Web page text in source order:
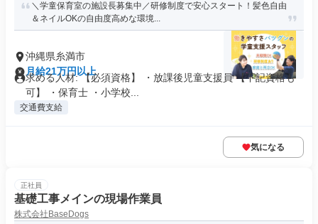
＼学童保育室の施設長募集中／研修制度で安心スタート！髪色自由
＆ネイルOKの自由度高めな環境...
沖縄県糸満市
月給21万円以上
求める人材: 【必須資格】 ・放課後児童支援員 【下記資格も
可】 ・保育士 ・小学校...
交通費支給
気になる
正社員
基礎工事メインの現場作業員
株式会社BaseDogs